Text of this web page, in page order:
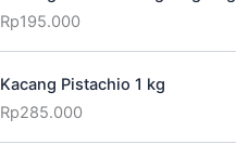
Rp195.000
Kacang Pistachio 1 kg
Rp285.000